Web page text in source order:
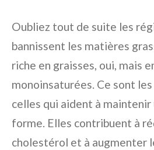
Oubliez tout de suite les
bannissent les matières
riche en graisses, oui, mais
monoinsaturées. Ce sont
celles qui aident à
forme. Elles contribuent à
cholestérol et à augmenter